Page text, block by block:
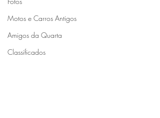
Motos e Carros Antigos
Amigos da Quarta
Classificados